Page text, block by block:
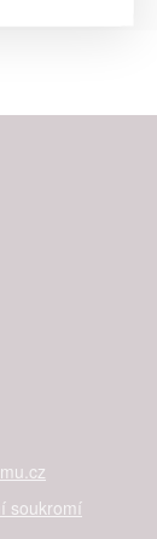
soukromí
